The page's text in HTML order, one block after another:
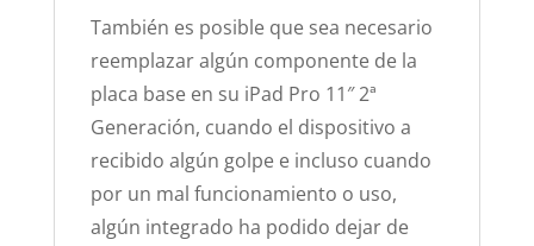
También es posible que sea necesario
reemplazar algún componente de la
placa base en su iPad Pro 11″ 2ª
Generación, cuando el dispositivo a
recibido algún golpe e incluso cuando
por un mal funcionamiento o uso,
algún integrado ha podido dejar de